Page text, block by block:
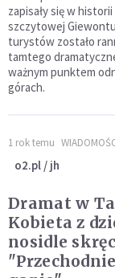
zapisały się w
szczytowej
turystów zostało
tamtego
ważnym punktem
górach.
1 rok temu
o2.pl / jh
Dramat w
Kobieta z
nosidle